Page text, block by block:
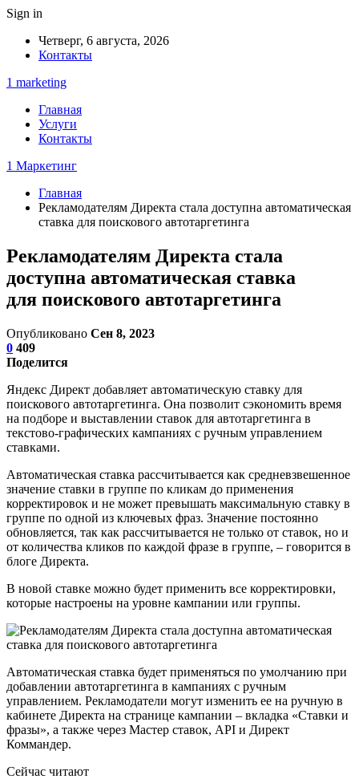
Sign in
Четверг, 6 августа, 2026
Контакты
1 marketing
Главная
Услуги
Контакты
1 Маркетинг
Главная
Рекламодателям Директа стала доступна автоматическая
ставка для поискового автотаргетинга
Рекламодателям Директа стала
доступна автоматическая ставка
для поискового автотаргетинга
Опубликовано Сен 8, 2023
0 409
Поделится
Яндекс Директ добавляет автоматическую ставку для
поискового автотаргетинга. Она позволит сэкономить время
на подборе и выставлении ставок для автотаргетинга в
текстово-графических кампаниях с ручным управлением
ставками.
Автоматическая ставка рассчитывается как средневзвешенное
значение ставки в группе по кликам до применения
корректировок и не может превышать максимальную ставку в
группе по одной из ключевых фраз. Значение постоянно
обновляется, так как рассчитывается не только от ставок, но и
от количества кликов по каждой фразе в группе, – говорится в
блоге Директа.
В новой ставке можно будет применить все корректировки,
которые настроены на уровне кампании или группы.
Автоматическая ставка будет применяться по умолчанию при
добавлении автотаргетинга в кампаниях с ручным
управлением. Рекламодатели могут изменить ее на ручную в
кабинете Директа на странице кампании – вкладка «Ставки и
фразы», а также через Мастер ставок, API и Директ
Коммандер.
Сейчас читают